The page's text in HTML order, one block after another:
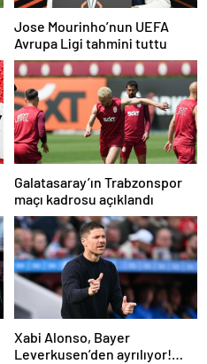
Jose Mourinho’nun UEFA
Avrupa Ligi tahmini tuttu
Galatasaray’ın Trabzonspor
maçı kadrosu açıklandı
Xabi Alonso, Bayer
Leverkusen’den ayrılıyor!